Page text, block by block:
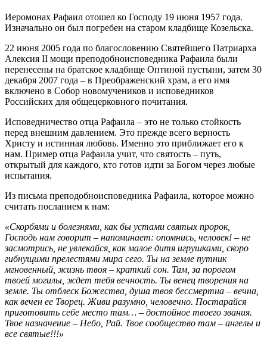
Иеромонах Рафаил отошел ко Господу 19 июня 1957 года.
Изначально он был погребен на старом кладбище Козельска.
22 июня 2005 года по благословению Святейшего Патриарха
Алексия II мощи преподобноисповедника Рафаила были
перенесены на братское кладбище Оптиной пустыни, затем 30
декабря 2007 года – в Преображенский храм, а его имя
включено в Собор новомучеников и исповедников
Российских для общецерковного почитания.
Исповедничество отца Рафаила – это не только стойкость
перед внешним давлением. Это прежде всего верность
Христу и истинная любовь. Именно это приближает его к
нам. Пример отца Рафаила учит, что святость – путь,
открытый для каждого, кто готов идти за Богом через любые
испытания.
Из письма преподобноисповедника Рафаила, которое можно
считать посланием к нам:
«Скорбями и болезнями, как бы устами святых пророк,
Господь нам говорит – напоминает: опомнись, человек! – не
засмотрись, не увлекайся, как малое дитя игрушками, скоро
гибнущими прелестями мира сего. Ты на земле путник
мгновенный, жизнь твоя – краткий сон. Там, за порогом
твоей могилы, ждет тебя вечность. Ты венец творения на
земле. Ты отблеск Божества, душа твоя бессмертна – вечна,
как вечен ее Творец. Живи разумно, человечно. Постарайся
приготовить себе место там… – достойное твоего звания.
Твое назначение – Небо, Рай. Твое сообщество там – ангелы и
все святые!!!»